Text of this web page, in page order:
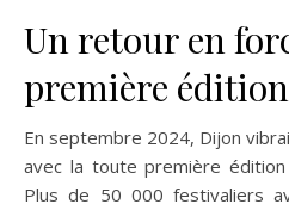
Un retour en
première
En septembre 2024, Dijon
avec la toute première
Plus de 50 000 festivaliers